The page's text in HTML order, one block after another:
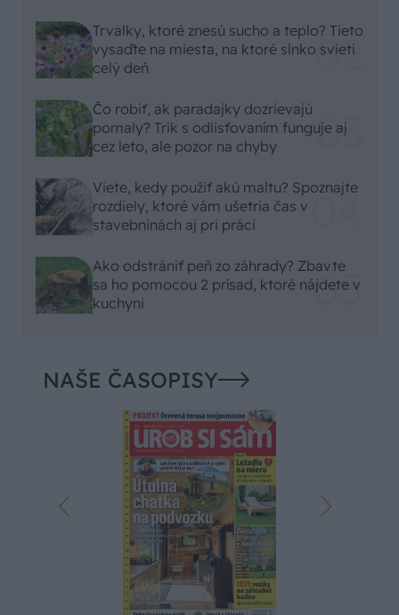
Trvalky, ktoré znesú sucho a teplo? Tieto
vysaďte na miesta, na ktoré slnko svieti
celý deň
Čo robiť, ak paradajky dozrievajú
pomaly? Trik s odlisťovaním funguje aj
cez leto, ale pozor na chyby
Viete, kedy použiť akú maltu? Spoznajte
rozdiely, ktoré vám ušetria čas v
stavebninách aj pri práci
Ako odstrániť peň zo záhrady? Zbavte
sa ho pomocou 2 prísad, ktoré nájdete v
kuchyni
NAŠE ČASOPISY